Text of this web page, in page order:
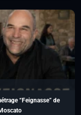
“Feignasse” de